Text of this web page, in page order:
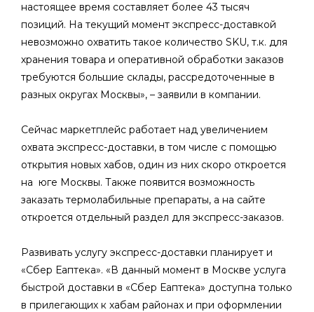
настоящее время составляет более 43 тысяч
позиций. На текущий момент экспресс-доставкой
невозможно охватить такое количество SKU, т.к. для
хранения товара и оперативной обработки заказов
требуются большие склады, рассредоточенные в
разных округах Москвы», – заявили в компании.
Сейчас маркетплейс работает над увеличением
охвата экспресс-доставки, в том числе с помощью
открытия новых хабов, один из них скоро откроется
на юге Москвы. Также появится возможность
заказать термолабильные препараты, а на сайте
откроется отдельный раздел для экспресс-заказов.
Развивать услугу экспресс-доставки планирует и
«Сбер Еаптека». «В данный момент в Москве услуга
быстрой доставки в «Сбер Еаптека» доступна только
в прилегающих к хабам районах и при оформлении